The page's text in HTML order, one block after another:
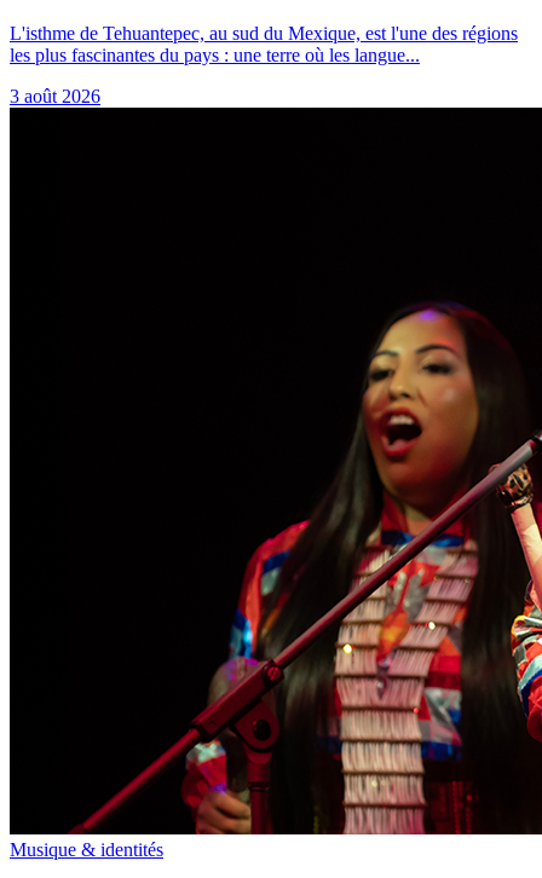
L'isthme de Tehuantepec, au sud du Mexique, est l'une des régions
les plus fascinantes du pays : une terre où les langue...
3 août 2026
Musique & identités